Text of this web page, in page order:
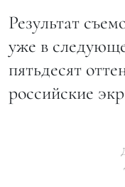
Результат
уже в
пятьдесят
российские